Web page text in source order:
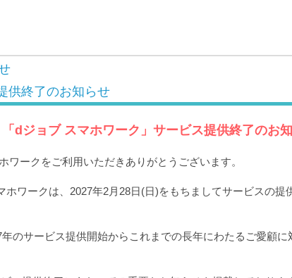
供終了のお知らせ
「dジョブ スマホワーク」サービス提供終了のお
ワークをご利用いただきありがとうございます。
ホワークは、2027年2月28日(日)をもちましてサービスの提
のサービス提供開始からこれまでの長年にわたるご愛顧に